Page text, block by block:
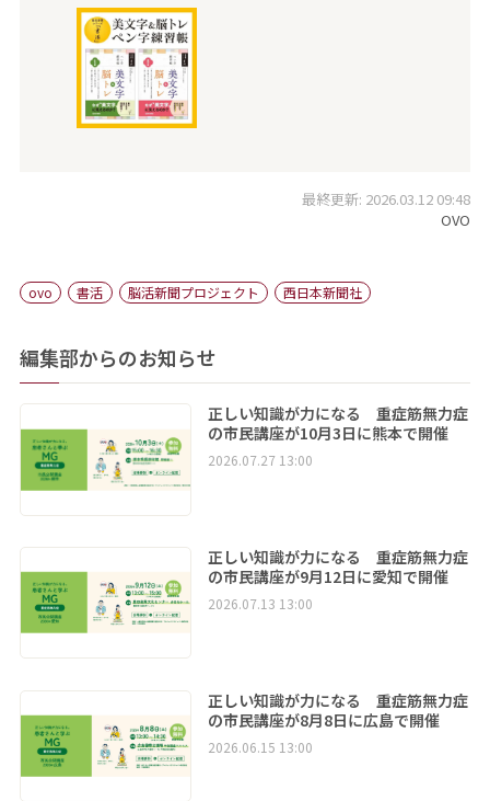
最終更新: 2026.03.12 09:48
OVO
ovo 書活 脳活新聞プロジェクト 西日本新聞社
編集部からのお知らせ
正しい知識が力になる 重症筋無力症
の市民講座が10月3日に熊本で開催
2026.07.27 13:00
正しい知識が力になる 重症筋無力症
の市民講座が9月12日に愛知で開催
2026.07.13 13:00
正しい知識が力になる 重症筋無力症
の市民講座が8月8日に広島で開催
2026.06.15 13:00